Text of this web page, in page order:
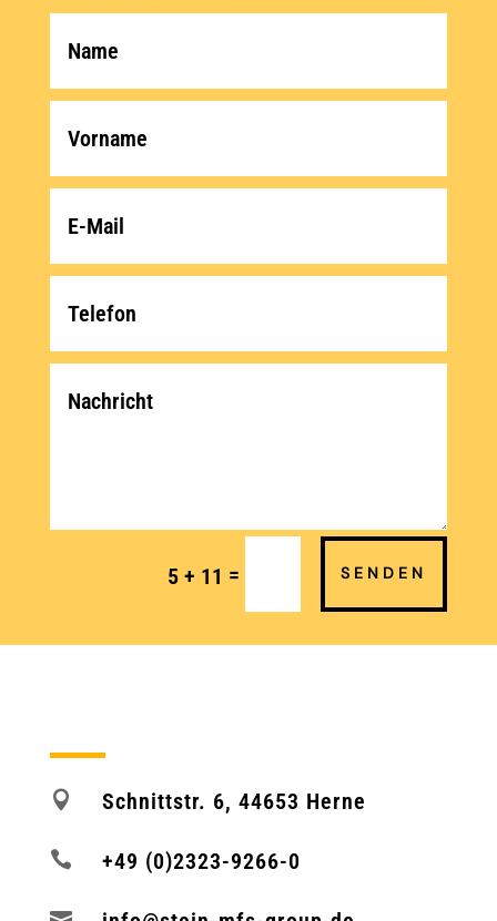
5 + 11 = SENDEN
 Schnittstr. 6, 44653 Herne
 +49 (0)2323-9266-0